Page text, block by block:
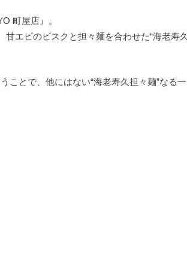
町屋店』。
エビのビスクと担々麺を合わせた“海老寿久
ことで、他にはない“海老寿久担々麺”なる一